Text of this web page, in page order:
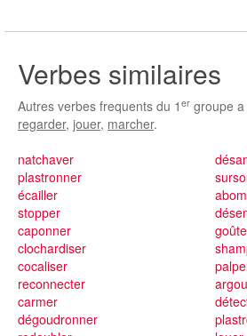
Verbes similaires
Autres verbes frequents du 1 er groupe
regarder, jouer, marcher.
natchaver
plastronner
écailler
stopper
caponner
clochardiser
cocaliser
reconnecter
carmer
dégoudronner